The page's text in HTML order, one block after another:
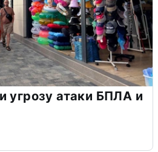
угрозу атаки БПЛА и